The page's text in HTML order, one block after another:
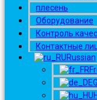
плесень
Оборудование
Контроль
Контактные
Russian